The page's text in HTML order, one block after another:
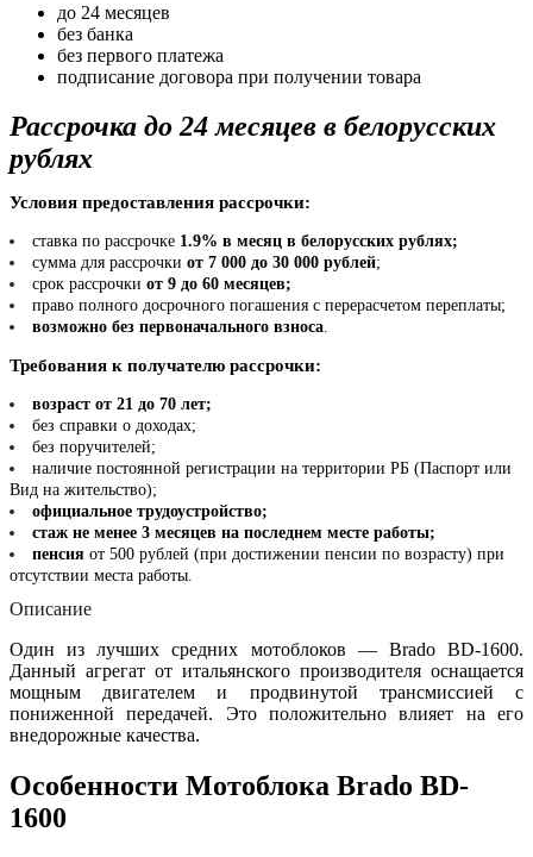
до 24 месяцев
без банка
без первого платежа
подписание договора при получении товара
Рассрочка до 24 месяцев в белорусских
рублях
Условия предоставления рассрочки:
ставка по рассрочке 1.9% в месяц в белорусских рублях;
сумма для рассрочки от 7 000 до 30 000 рублей;
срок рассрочки от 9 до 60 месяцев;
право полного досрочного погашения с перерасчетом переплаты;
возможно без первоначального взноса.
Требования к получателю рассрочки:
возраст от 21 до 70 лет;
без справки о доходах;
без поручителей;
наличие постоянной регистрации на территории РБ (Паспорт или
Вид на жительство);
официальное трудоустройство;
стаж не менее 3 месяцев на последнем месте работы;
пенсия от 500 рублей (при достижении пенсии по возрасту) при
отсутствии места работы.
Описание
Один из лучших средних мотоблоков — Brado BD-1600.
Данный агрегат от итальянского производителя оснащается
мощным двигателем и продвинутой трансмиссией с
пониженной передачей. Это положительно влияет на его
внедорожные качества.
Особенности Мотоблока Brado BD-
1600